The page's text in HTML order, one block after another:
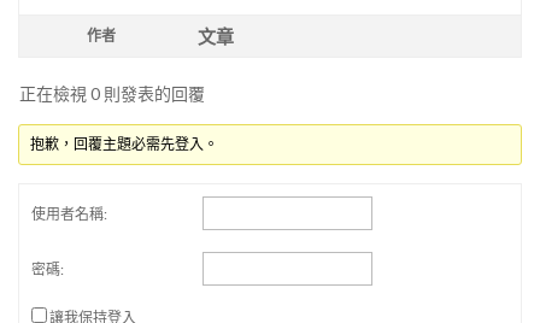
作者 文章
正在檢視 0 則發表的回覆
抱歉，回覆主題必需先登入。
使用者名稱:
密碼:
讓我保持登入